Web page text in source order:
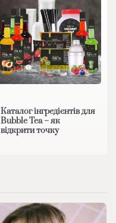
Каталог інгредієнтів для
Bubble Tea – як
відкрити точку